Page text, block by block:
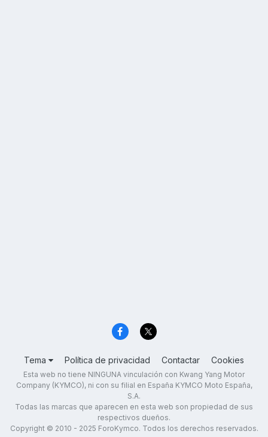
Tema Política de privacidad Contactar Cookies
Esta web no tiene NINGUNA vinculación con Kwang Yang Motor
Company (KYMCO), ni con su filial en España KYMCO Moto España,
S.A.
Todas las marcas que aparecen en esta web son propiedad de sus
respectivos dueños.
Copyright © 2010 - 2025 ForoKymco. Todos los derechos reservados.